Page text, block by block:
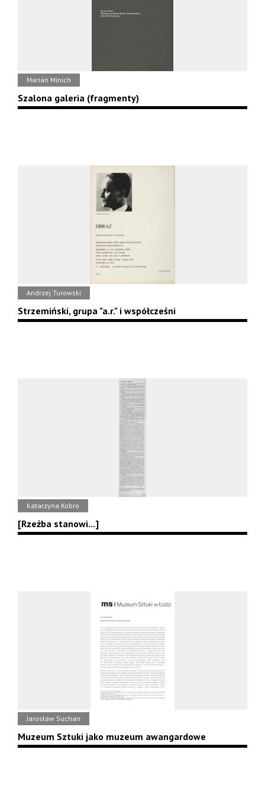
Marian Minich
Szalona galeria (fragmenty)
Andrzej Turowski
Strzemiński, grupa "a.r." i współcześni
Katarzyna Kobro
[Rzeźba stanowi...]
Jarosław Suchan
Muzeum Sztuki jako muzeum awangardowe